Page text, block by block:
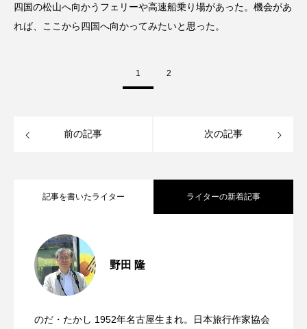
四国の松山へ向かうフェリーや高速船乗り場があった。機会があ
れば、ここから四国へ向かってみたいと思った。
1 2
前の記事 次の記事
記事を書いたライター ライターの新着記事
野田 隆
のだ・たかし 1952年名古屋生まれ。日本旅行作家協会
2022.03.30
2022.03.17